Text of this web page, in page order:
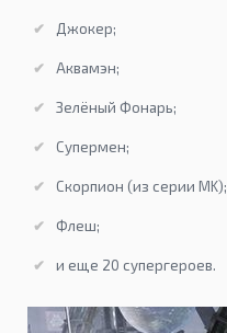
Джокер;
Аквамэн;
Зелёный Фонарь;
Супермен;
Скорпион (из серии MK);
Флеш;
и еще 20 супергероев.